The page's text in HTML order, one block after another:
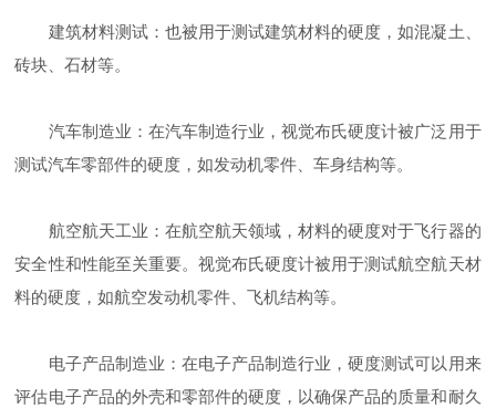
建筑材料测试：也被用于测试建筑材料的硬度，如混凝土、
砖块、石材等。
汽车制造业：在汽车制造行业，视觉布氏硬度计被广泛用于
测试汽车零部件的硬度，如发动机零件、车身结构等。
航空航天工业：在航空航天领域，材料的硬度对于飞行器的
安全性和性能至关重要。视觉布氏硬度计被用于测试航空航天材
料的硬度，如航空发动机零件、飞机结构等。
电子产品制造业：在电子产品制造行业，硬度测试可以用来
评估电子产品的外壳和零部件的硬度，以确保产品的质量和耐久